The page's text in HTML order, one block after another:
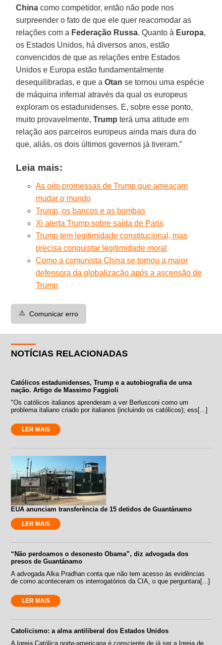
China como competidor, então não pode nos
surpreender o fato de que ele quer reacomodar as
relações com a Federação Russa. Quanto à Europa,
os Estados Unidos, há diversos anos, estão
convencidos de que as relações entre Estados
Unidos e Europa estão fundamentalmente
desequilibradas, e que aOtan se tornou uma espécie
de máquina infernal através da qual os europeus
exploram os estadunidenses. E, sobre esse ponto,
muito provavelmente,Trump terá uma atitude em
relação aos parceiros europeus ainda mais dura do
que, aliás, os dois últimos governos já tiveram.”
Leia mais:
As oito promessas de Trump que ameaçam
mudar o mundo
Trump, os bancos e as bombas
Xi alerta Trump sobre saída de Paris
Trump tem legitimidade constitucional, mas
precisa conquistar legitimidade moral
Como a comunista China se tornou a maior
defensora da globalização após a ascensão de
Trump
⚠️ Comunicar erro
NOTÍCIAS RELACIONADAS
Católicos estadunidenses, Trump e a autobiografia de uma
nação. Artigo de Massimo Faggioli
"Os católicos italianos aprenderam a ver Berlusconi como um
problema italiano criado por italianos (incluindo os católicos); ess[...]
LER MAIS
EUA anunciam transferência de 15 detidos de Guantánamo
LER MAIS
“Não perdoamos o desonesto Obama”, diz advogada dos
presos de Guantánamo
A advogada Alka Pradhan conta que não tem acesso às evidências
de como aconteceram os interrogatórios da CIA, o que perguntara[...]
LER MAIS
Catolicismo: a alma antiliberal dos Estados Unidos
A Igreja Católica norte-americana é consciente de já ser a Igreja de